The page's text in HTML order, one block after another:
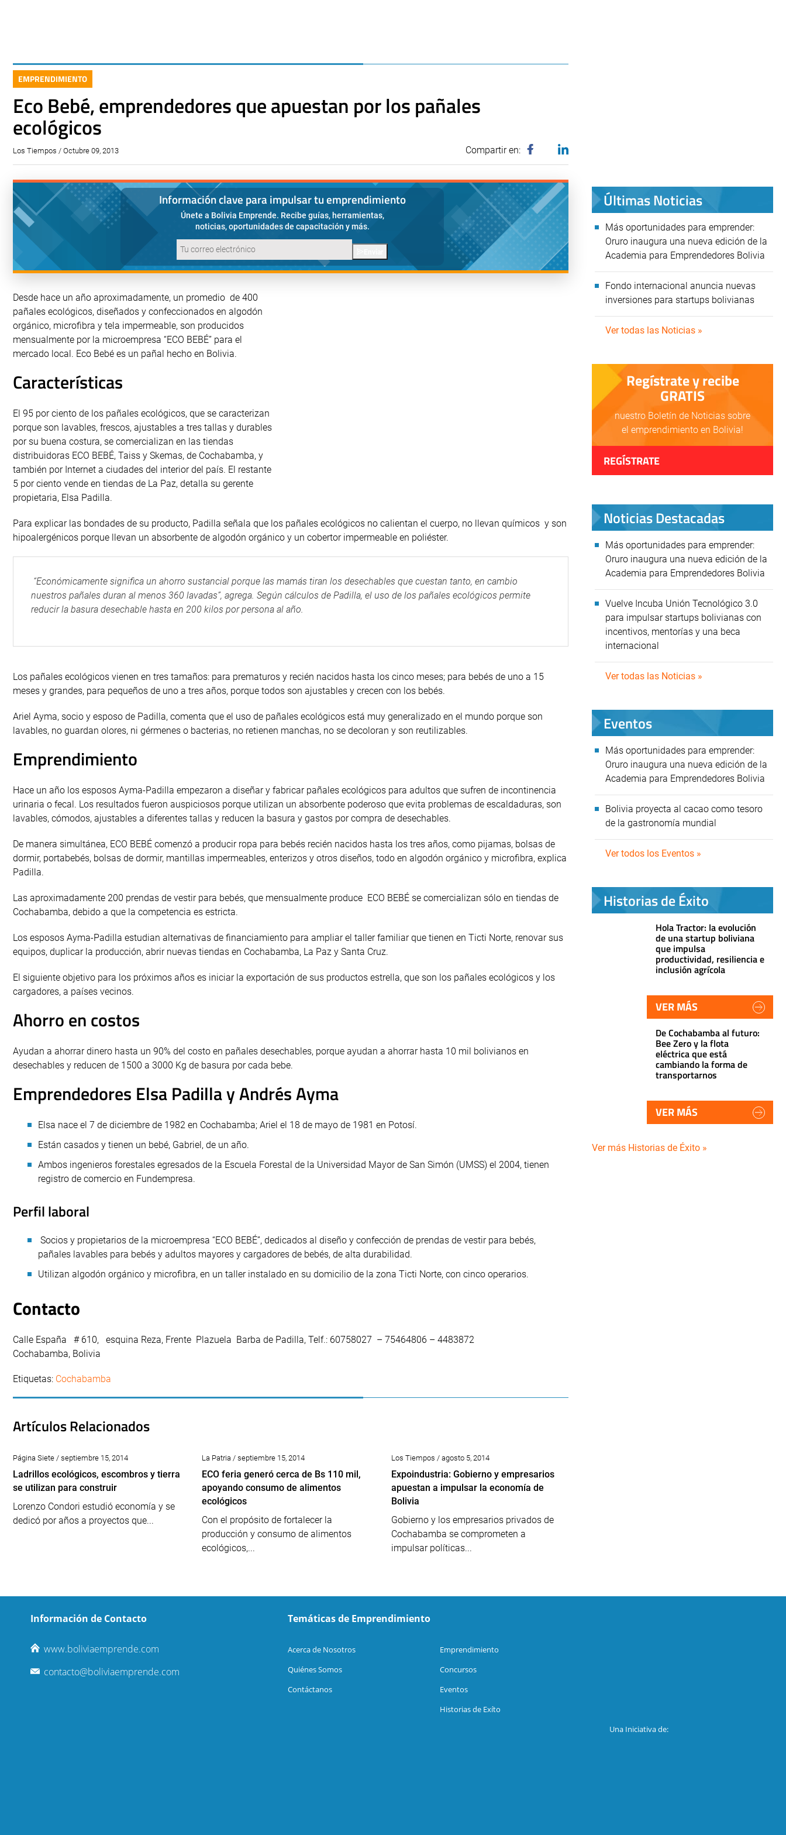
EMPRENDIMIENTO
Eco Bebé, emprendedores que apuestan por los pañales
ecológicos
Los Tiempos / Octubre 09, 2013 Compartir en:
Información clave para impulsar tu emprendimiento
Únete a Bolivia Emprende. Recibe guías, herramientas,
noticias, oportunidades de capacitación y más.
Desde hace un año aproximadamente, un promedio de 400
pañales ecológicos, diseñados y confeccionados en algodón
orgánico, microfibra y tela impermeable, son producidos
mensualmente por la microempresa “ECO BEBÉ” para el
mercado local. Eco Bebé es un pañal hecho en Bolivia.
Características
El 95 por ciento de los pañales ecológicos, que se caracterizan
porque son lavables, frescos, ajustables a tres tallas y durables
por su buena costura, se comercializan en las tiendas
distribuidoras ECO BEBÉ, Taiss y Skemas, de Cochabamba, y
también por Internet a ciudades del interior del país. El restante
5 por ciento vende en tiendas de La Paz, detalla su gerente
propietaria, Elsa Padilla.
Para explicar las bondades de su producto, Padilla señala que los pañales ecológicos no calientan el cuerpo, no llevan químicos y son
hipoalergénicos porque llevan un absorbente de algodón orgánico y un cobertor impermeable en poliéster.
“Económicamente significa un ahorro sustancial porque las mamás tiran los desechables que cuestan tanto, en cambio
nuestros pañales duran al menos 360 lavadas”, agrega. Según cálculos de Padilla, el uso de los pañales ecológicos permite
reducir la basura desechable hasta en 200 kilos por persona al año.
Los pañales ecológicos vienen en tres tamaños: para prematuros y recién nacidos hasta los cinco meses; para bebés de uno a 15
meses y grandes, para pequeños de uno a tres años, porque todos son ajustables y crecen con los bebés.
Ariel Ayma, socio y esposo de Padilla, comenta que el uso de pañales ecológicos está muy generalizado en el mundo porque son
lavables, no guardan olores, ni gérmenes o bacterias, no retienen manchas, no se decoloran y son reutilizables.
Emprendimiento
Hace un año los esposos Ayma-Padilla empezaron a diseñar y fabricar pañales ecológicos para adultos que sufren de incontinencia
urinaria o fecal. Los resultados fueron auspiciosos porque utilizan un absorbente poderoso que evita problemas de escaldaduras, son
lavables, cómodos, ajustables a diferentes tallas y reducen la basura y gastos por compra de desechables.
De manera simultánea, ECO BEBÉ comenzó a producir ropa para bebés recién nacidos hasta los tres años, como pijamas, bolsas de
dormir, portabebés, bolsas de dormir, mantillas impermeables, enterizos y otros diseños, todo en algodón orgánico y microfibra, explica
Padilla.
Las aproximadamente 200 prendas de vestir para bebés, que mensualmente produce ECO BEBÉ se comercializan sólo en tiendas de
Cochabamba, debido a que la competencia es estricta.
Los esposos Ayma-Padilla estudian alternativas de financiamiento para ampliar el taller familiar que tienen en Ticti Norte, renovar sus
equipos, duplicar la producción, abrir nuevas tiendas en Cochabamba, La Paz y Santa Cruz.
El siguiente objetivo para los próximos años es iniciar la exportación de sus productos estrella, que son los pañales ecológicos y los
cargadores, a países vecinos.
Ahorro en costos
Ayudan a ahorrar dinero hasta un 90% del costo en pañales desechables, porque ayudan a ahorrar hasta 10 mil bolivianos en
desechables y reducen de 1500 a 3000 Kg de basura por cada bebe.
Emprendedores Elsa Padilla y Andrés Ayma
Elsa nace el 7 de diciembre de 1982 en Cochabamba; Ariel el 18 de mayo de 1981 en Potosí.
Están casados y tienen un bebé, Gabriel, de un año.
Ambos ingenieros forestales egresados de la Escuela Forestal de la Universidad Mayor de San Simón (UMSS) el 2004, tienen
registro de comercio en Fundempresa.
Perfil laboral
Socios y propietarios de la microempresa “ECO BEBÉ”, dedicados al diseño y confección de prendas de vestir para bebés,
pañales lavables para bebés y adultos mayores y cargadores de bebés, de alta durabilidad.
Utilizan algodón orgánico y microfibra, en un taller instalado en su domicilio de la zona Ticti Norte, con cinco operarios.
Contacto
Calle España # 610, esquina Reza, Frente Plazuela Barba de Padilla, Telf.: 60758027 – 75464806 – 4483872
Cochabamba, Bolivia
Etiquetas: Cochabamba
Artículos Relacionados
Página Siete / septiembre 15, 2014
Ladrillos ecológicos, escombros y tierra
se utilizan para construir
Lorenzo Condori estudió economía y se
dedicó por años a proyectos que...
La Patria / septiembre 15, 2014
ECO feria generó cerca de Bs 110 mil,
apoyando consumo de alimentos
ecológicos
Con el propósito de fortalecer la
producción y consumo de alimentos
ecológicos,...
Los Tiempos / agosto 5, 2014
Expoindustria: Gobierno y empresarios
apuestan a impulsar la economía de
Bolivia
Gobierno y los empresarios privados de
Cochabamba se comprometen a
impulsar políticas...
Últimas Noticias
Más oportunidades para emprender:
Oruro inaugura una nueva edición de la
Academia para Emprendedores Bolivia
Fondo internacional anuncia nuevas
inversiones para startups bolivianas
Ver todas las Noticias »
Regístrate y recibe
GRATIS
nuestro Boletín de Noticias sobre
el emprendimiento en Bolivia!
REGÍSTRATE
Noticias Destacadas
Más oportunidades para emprender:
Oruro inaugura una nueva edición de la
Academia para Emprendedores Bolivia
Vuelve Incuba Unión Tecnológico 3.0
para impulsar startups bolivianas con
incentivos, mentorías y una beca
internacional
Ver todas las Noticias »
Eventos
Más oportunidades para emprender:
Oruro inaugura una nueva edición de la
Academia para Emprendedores Bolivia
Bolivia proyecta al cacao como tesoro
de la gastronomía mundial
Ver todos los Eventos »
Historias de Éxito
Hola Tractor: la evolución
de una startup boliviana
que impulsa
productividad, resiliencia e
inclusión agrícola
VER MÁS
De Cochabamba al futuro:
Bee Zero y la flota
eléctrica que está
cambiando la forma de
transportarnos
VER MÁS
Ver más Historias de Éxito »
Información de Contacto
www.boliviaemprende.com
contacto@boliviaemprende.com
Temáticas de Emprendimiento
Acerca de Nosotros
Quiénes Somos
Contáctanos
Emprendimiento
Concursos
Eventos
Historias de Exíto
Una Iniciativa de: